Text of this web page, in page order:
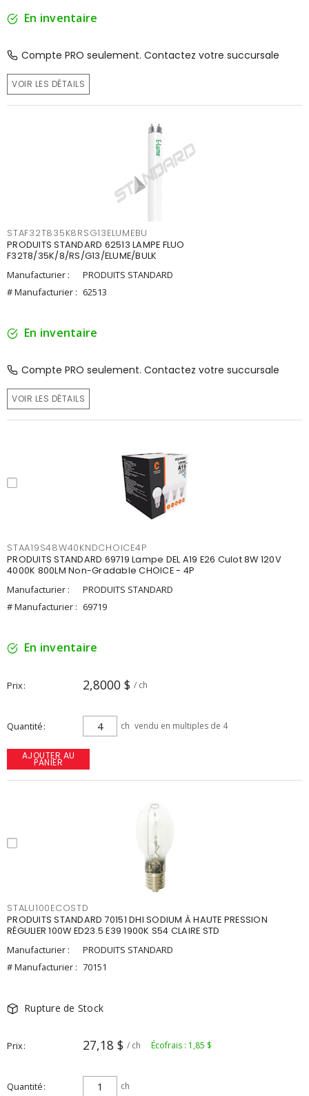
En inventaire
Compte PRO seulement. Contactez votre succursale
VOIR LES DÉTAILS
STAF32T835K8RSG13ELUMEBU
PRODUITS STANDARD 62513 LAMPE FLUO
F32T8/35K/8/RS/G13/ELUME/BULK
Manufacturier :
PRODUITS STANDARD
# Manufacturier : 62513
En inventaire
Compte PRO seulement. Contactez votre succursale
VOIR LES DÉTAILS
STAA19S48W40KNDCHOICE4P
PRODUITS STANDARD 69719 Lampe DEL A19 E26 Culot 8W 120V
4000K 800LM Non-Gradable CHOICE - 4P
Manufacturier :
PRODUITS STANDARD
# Manufacturier : 69719
En inventaire
Prix 2,8000 $ / ch
Quantité ch vendu en multiples de 4
AJOUTER AU
PANIER
STALU100ECOSTD
PRODUITS STANDARD 70151 DHI SODIUM À HAUTE PRESSION
RÉGULIER 100W ED23.5 E39 1900K S54 CLAIRE STD
Manufacturier :
PRODUITS STANDARD
# Manufacturier : 70151
Rupture de Stock
Prix 27,18 $ / ch Écofrais : 1,85 $
Quantité ch